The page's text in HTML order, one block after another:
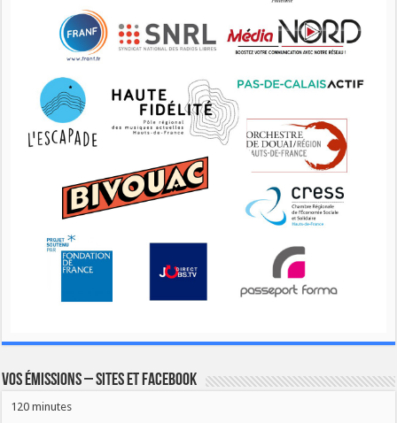
Vos émissions – Sites et Facebook
120 minutes